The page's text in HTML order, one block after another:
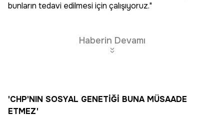
bunların tedavi edilmesi için çalışıyoruz."
Haberin Devamı
'CHP'NIN SOSYAL GENETİĞİ BUNA MÜSAADE
ETMEZ'